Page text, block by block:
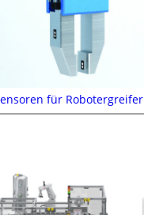
für Robotergreifer